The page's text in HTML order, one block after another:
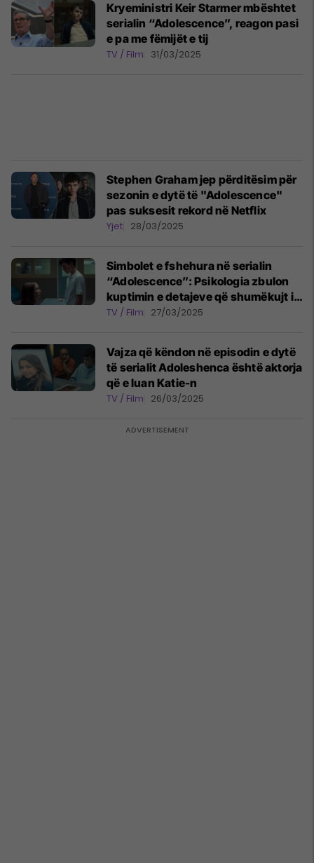
Kryeministri Keir Starmer mbështet
serialin “Adolescence”, reagon pasi
e pa me fëmijët e tij
TV / Film 31/03/2025
Stephen Graham jep përditësim për
sezonin e dytë të "Adolescence"
pas suksesit rekord në Netflix
Yjet 28/03/2025
Simbolet e fshehura në serialin
“Adolescence”: Psikologia zbulon
kuptimin e detajeve që shumëkujt i
kanë humbur
TV / Film 27/03/2025
Vajza që këndon në episodin e dytë
të serialit Adoleshenca është aktorja
që e luan Katie-n
TV / Film 26/03/2025